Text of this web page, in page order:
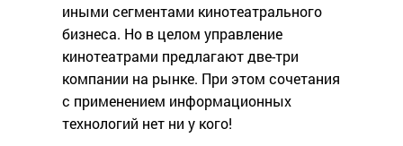
иными сегментами кинотеатрального
бизнеса. Но в целом управление
кинотеатрами предлагают две-три
компании на рынке. При этом сочетания
с применением информационных
технологий нет ни у кого!